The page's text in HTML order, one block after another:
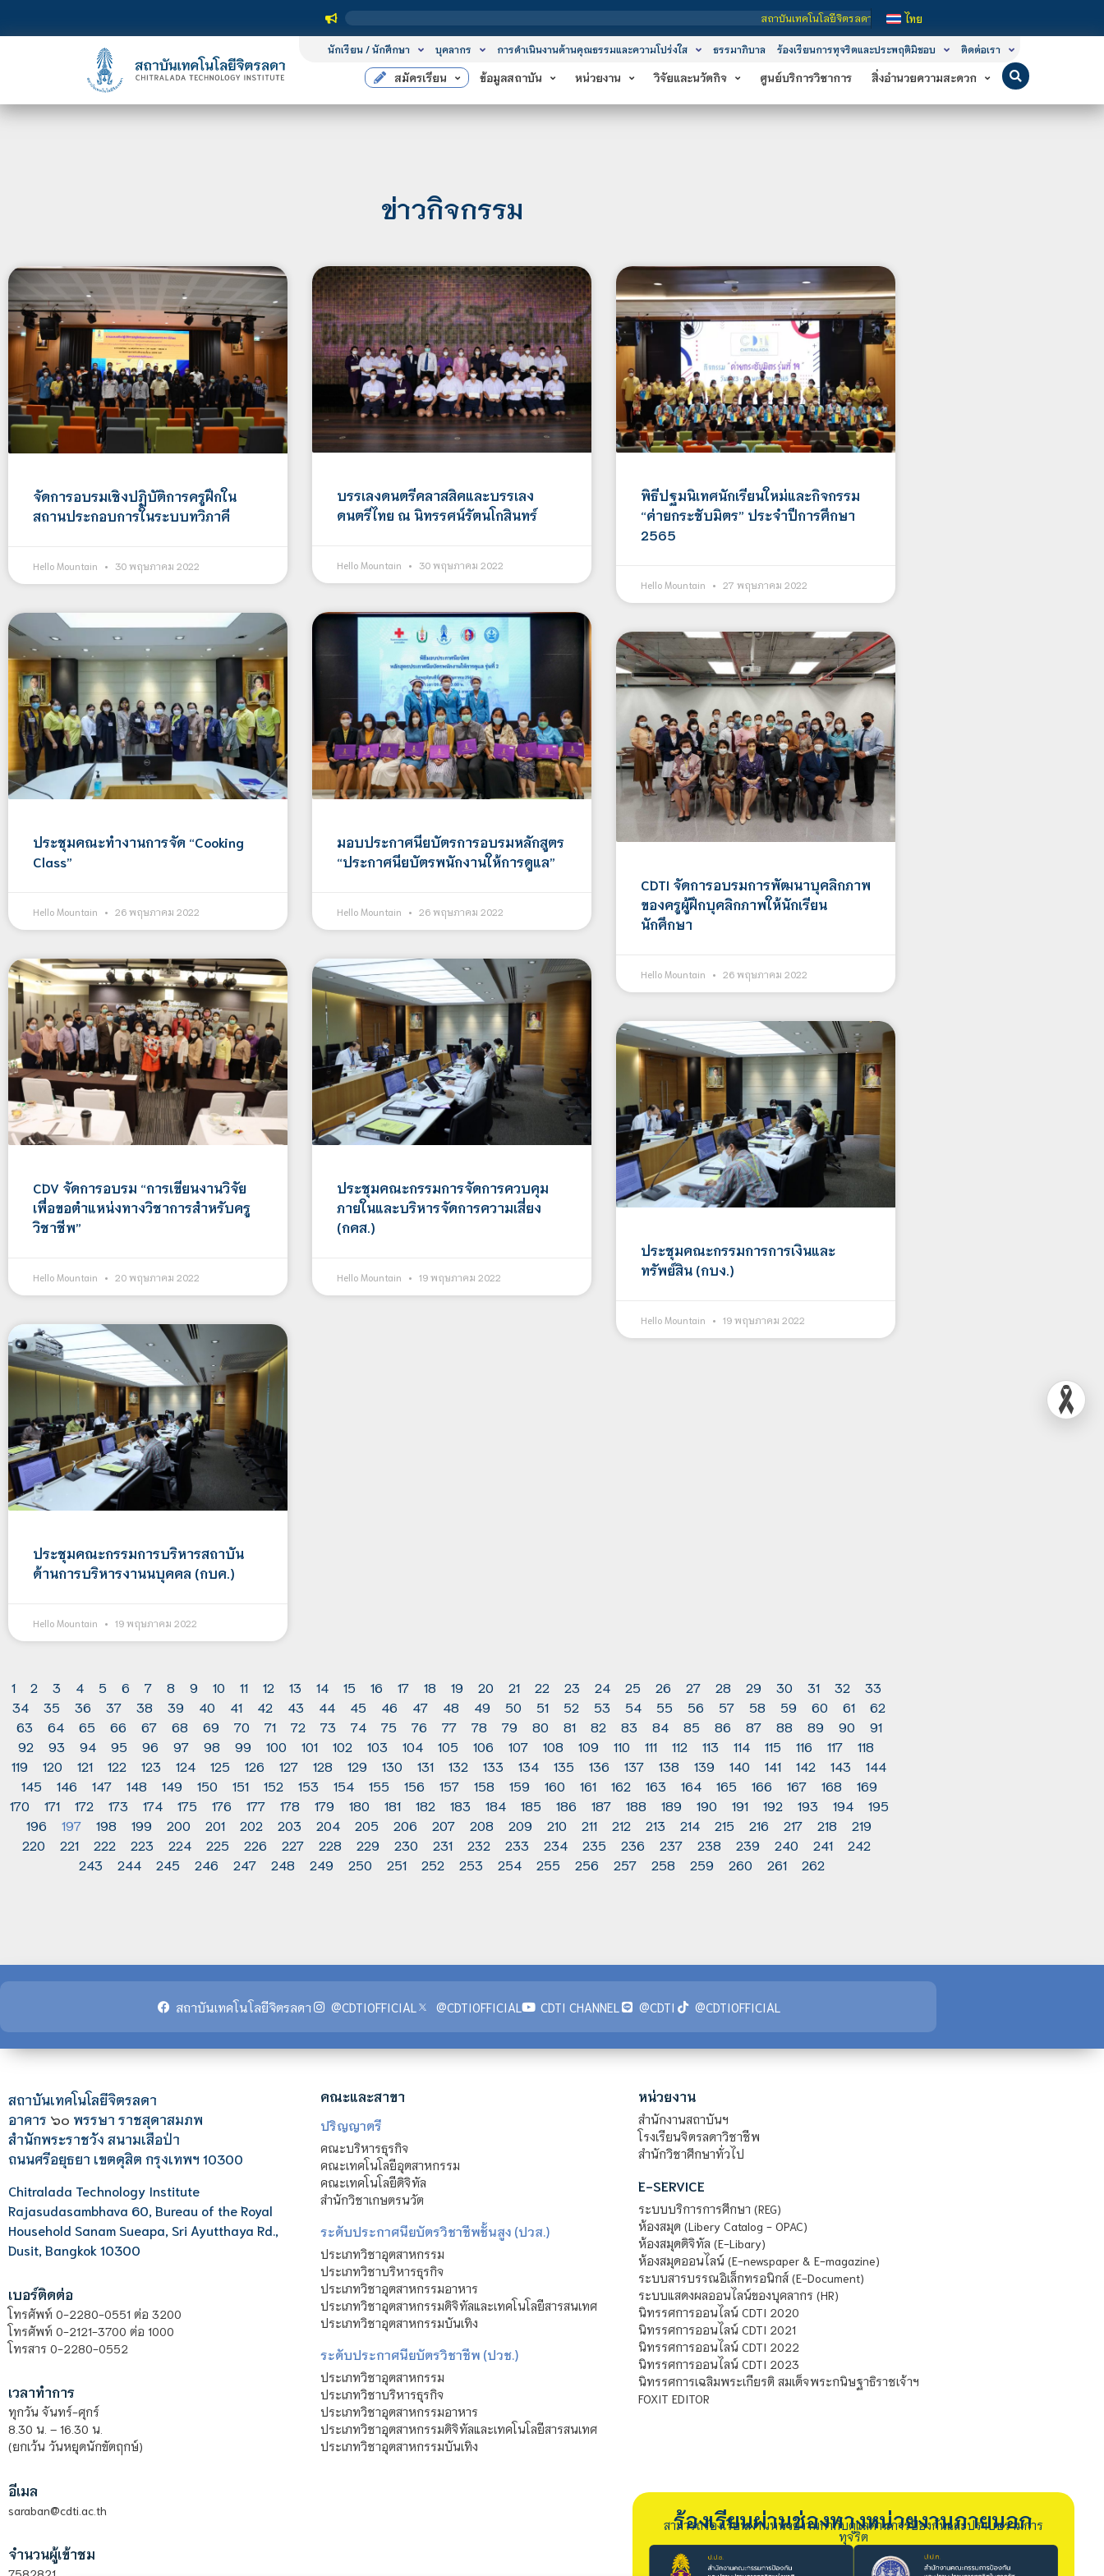
สถาบันเทคโนโลยีจิตรลดา เป็นสถาบันอุดมศึกษาในกำกับของรัฐ เปิดหลักสูตรการเรียนการสอน
ไทย
นักเรียน / นักศึกษา บุคลากร การดำเนินงานด้านคุณธรรมและความโปร่งใส ธรรมาภิบาล ร้องเรียนการทุจริตและประพฤติมิชอบ ติดต่อเรา
สมัครเรียน ข้อมูลสถาบัน หน่วยงาน วิจัยและนวัตกิจ ศูนย์บริการวิชาการ สิ่งอำนวยความสะดวก
ข่าวกิจกรรม
จัดการอบรมเชิงปฏิบัติการครูฝึกใน
สถานประกอบการในระบบทวิภาคี
Hello Mountain 30 พฤษภาคม 2022
บรรเลงดนตรีคลาสสิค​​และบรรเลง
ดนตรีไทย​ ณ​ นิทรรศน์รัตนโกสินทร์​
Hello Mountain 30 พฤษภาคม 2022
พิธีปฐมนิเทศนักเรียนใหม่และกิจกรรม
“ค่ายกระชับมิตร” ประจำปีการศึกษา
2565
Hello Mountain 27 พฤษภาคม 2022
ประชุมคณะทำงานการจัด “Cooking
Class”
Hello Mountain 26 พฤษภาคม 2022
มอบประกาศนียบัตรการอบรมหลักสูตร
“ประกาศนียบัตรพนักงานให้การดูแล”
Hello Mountain 26 พฤษภาคม 2022
CDTI จัดการอบรมการพัฒนาบุคลิกภาพ
ของครูผู้ฝึกบุคลิกภาพให้นักเรียน
นักศึกษา
Hello Mountain 26 พฤษภาคม 2022
CDV จัดการอบรม “การเขียนงานวิจัย
เพื่อขอตำแหน่งทางวิชาการสำหรับครู
วิชาชีพ”
Hello Mountain 20 พฤษภาคม 2022
ประชุมคณะกรรมการจัดการควบคุม
ภายในและบริหารจัดการความเสี่ยง
(กคส.)
Hello Mountain 19 พฤษภาคม 2022
ประชุมคณะกรรมการการเงินและ
ทรัพย์สิน (กบง.)
Hello Mountain 19 พฤษภาคม 2022
ประชุมคณะกรรมการบริหารสถาบัน
ด้านการบริหารงานนบุคคล (กบค.)
Hello Mountain 19 พฤษภาคม 2022
1 2 3 4 5 6 7 8 9 10 11 12 13 14 15 16 17 18 19 20 21 22 23 24 25 26 27 28 29 30 31 32
33
34
35 36 37 38 39 40 41 42 43 44 45 46 47 48 49 50 51 52 53 54 55 56 57 58 59 60 61
62
63
64 65 66 67 68 69 70 71 72 73 74 75 76 77 78 79 80 81 82 83 84 85 86 87 88 89 90
91
92
93 94 95 96 97 98 99 100 101 102 103 104 105 106 107 108 109 110 111 112 113 114 115 116 117
118
119
120 121 122 123 124 125 126 127 128 129 130 131 132 133 134 135 136 137 138 139 140 141 142 143
144
145
146 147 148 149 150 151 152 153 154 155 156 157 158 159 160 161 162 163 164 165 166 167 168
169
170
171 172 173 174 175 176 177 178 179 180 181 182 183 184 185 186 187 188 189 190 191 192 193 194
195
196
197 198 199 200 201 202 203 204 205 206 207 208 209 210 211 212 213 214 215 216 217 218
219
220
221 222 223 224 225 226 227 228 229 230 231 232 233 234 235 236 237 238 239 240 241
242
243
244 245 246 247 248 249 250 251 252 253 254 255 256 257 258 259 260 261 262
สถาบันเทคโนโลยีจิตรลดา @CDTIOFFICIAL @CDTIOFFICIAL CDTI CHANNEL @CDTI @CDTIOFFICIAL
สถาบันเทคโนโลยีจิตรลดา
อาคาร ๖๐ พรรษา ราชสุดาสมภพ
สำนักพระราชวัง สนามเสือป่า
ถนนศรีอยุธยา เขตดุสิต กรุงเทพฯ 10300
Chitralada Technology Institute
Rajasudasambhava 60, Bureau of the Royal
Household Sanam Sueapa, Sri Ayutthaya Rd.,
Dusit, Bangkok 10300
เบอร์ติดต่อ
โทรศัพท์ 0-2280-0551 ต่อ 3200
โทรศัพท์ 0-2121-3700 ต่อ 1000
โทรสาร 0-2280-0552
เวลาทำการ
ทุกวัน จันทร์-ศุกร์
8.30 น. – 16.30 น.
(ยกเว้น วันหยุดนักขัตฤกษ์)
อีเมล
saraban@cdti.ac.th
จำนวนผู้เข้าชม
คณะและสาขา
ปริญญาตรี
คณะบริหารธุรกิจ
คณะเทคโนโลยีอุตสาหกรรม
คณะเทคโนโลยีดิจิทัล
สำนักวิชาเกษตรนวัต
ระดับประกาศนียบัตรวิชาชีพชั้นสูง (ปวส.)
ประเภทวิชาอุตสาหกรรม
ประเภทวิชาบริหารธุรกิจ
ประเภทวิชาอุตสาหกรรมอาหาร
ประเภทวิชาอุตสาหกรรมดิจิทัลและเทคโนโลยีสารสนเทศ
ประเภทวิชาอุตสาหกรรมบันเทิง
ระดับประกาศนียบัตรวิชาชีพ (ปวช.)
ประเภทวิชาอุตสาหกรรม
ประเภทวิชาบริหารธุรกิจ
ประเภทวิชาอุตสาหกรรมอาหาร
ประเภทวิชาอุตสาหกรรมดิจิทัลและเทคโนโลยีสารสนเทศ
ประเภทวิชาอุตสาหกรรมบันเทิง
หน่วยงาน
สำนักงานสถาบันฯ
โรงเรียนจิตรลดาวิชาชีพ
สำนักวิชาศึกษาทั่วไป
E-SERVICE
ระบบบริการการศึกษา (REG)
ห้องสมุด (Libery Catalog - OPAC)
ห้องสมุดดิจิทัล (E-Libary)
ห้องสมุดออนไลน์ (E-newspaper & E-magazine)
ระบบสารบรรณอิเล็กทรอนิกส์ (E-Document)
ระบบแสดงผลออนไลน์ของบุคลากร (HR)
นิทรรศการออนไลน์ CDTI 2020
นิทรรศการออนไลน์ CDTI 2021
นิทรรศการออนไลน์ CDTI 2022
นิทรรศการออนไลน์ CDTI 2023
นิทรรศการเฉลิมพระเกียรติ สมเด็จพระกนิษฐาธิราชเจ้าฯ
FOXIT EDITOR
ร้องเรียนผ่านช่องทางหน่วยงานภายนอก
สามารถร้องเรียนผ่านหน่วยงานกำกับดูแลด้านการป้องกันและปราบปรามการ
ทุจริต